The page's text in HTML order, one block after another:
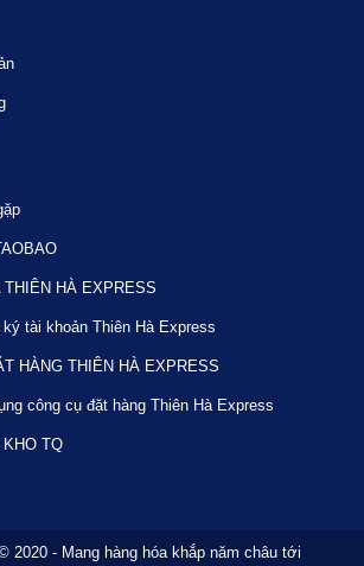
THIÊN HÀ EXPRESS
tài khoản Thiên Hà Express
HÀNG THIÊN HÀ EXPRESS
công cụ đặt hàng Thiên Hà Express
TQ
2020 - Mang hàng hóa khắp năm châu tới